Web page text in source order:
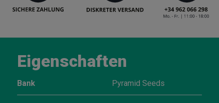
Eigenschaften
Bank Pyramid Seeds